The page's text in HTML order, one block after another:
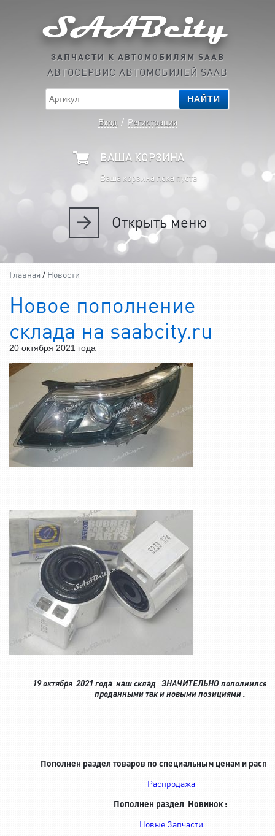
ЗАПЧАСТИ К АВТОМОБИЛЯМ SAAB
АВТОСЕРВИС АВТОМОБИЛЕЙ SAAB
НАЙТИ
Вход / Регистрация
ВАША КОРЗИНА
Ваша корзина пока пуста
Открытьменю
Главная / Новости
Новое пополнение
склада на saabcity.ru
20 октября 2021 года
19 октября 2021 года наш склад ЗНАЧИТЕЛЬНО пополнился
проданными так и новыми позициями .
Пополнен раздел товаров по специальным ценам и
Распродажа
Пополнен раздел Новинок :
Новые Запчасти